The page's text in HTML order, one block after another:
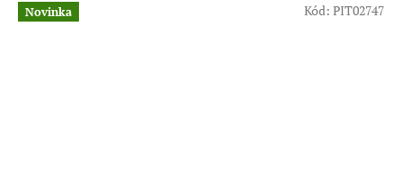
Novinka Kód: PIT02747